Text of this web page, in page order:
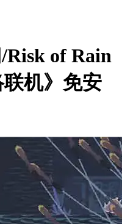
Risk of Rain
机》免安